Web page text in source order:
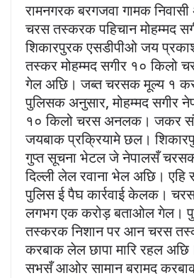
रामनगरक बरगजवा गामक
चरस तस्करक पहिचान मोहम्मद
शिकारपुरक एसडीपीओ जय
तस्कर मोहम्मद सगीर १०
गेल अछि। जब्त चरसक मूल्य १
पुलिसक अनुसार, मोहम्मद सगीर
१० किलो चरस अनलक। जकर
जयबाक प्रक्रियामे छल।
गुप्त सूचना भेटल जे नेपालसँ
दिल्ली लेल रवाना भेल अछि।
पुलिस ई पैघ कार्रवाई केलक।
लगभग एक करोड़ बताओल गेल।
तस्करक निशान पर आन चरस
करबाक लेल छापा मारि रहल
सभसँ आओर सामान बरामद